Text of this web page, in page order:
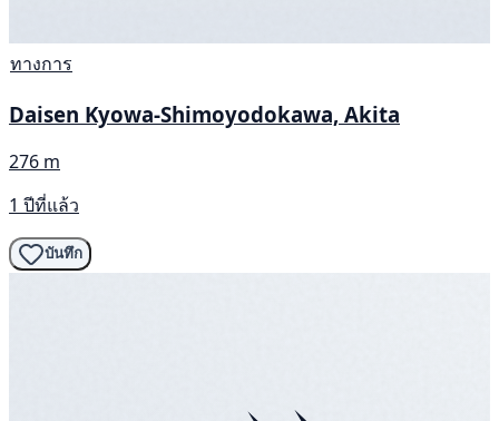
ทางการ
Daisen Kyowa-Shimoyodokawa, Akita
276 m
1 ปีที่แล้ว
บันทึก